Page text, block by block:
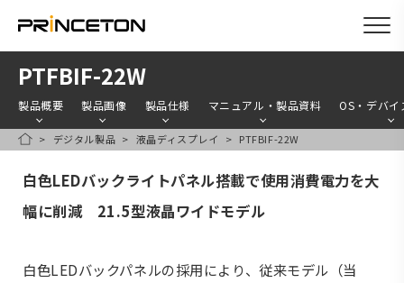
PTFBIF-22W
製品概要 製品画像 製品仕様 マニュアル・製品資料 OS・デバイ
HOMEデジタル製品 液晶ディスプレイ PTFBIF-22W
白色LEDバックライトパネル搭載で使用消費電力を大
幅に削減 21.5型液晶ワイドモデル
白色LEDバックパネルの採用により、従来モデル（当